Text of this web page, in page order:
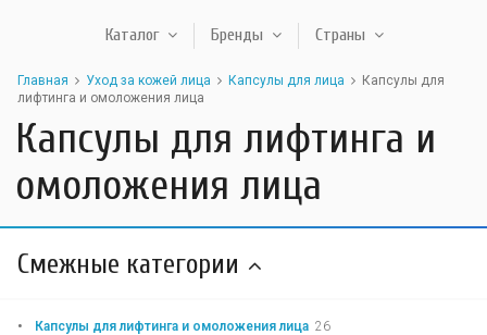
Каталог Бренды Страны
Главная Уход за кожей лица Капсулы для лица
Капсулы для
лифтинга и омоложения лица
Капсулы для лифтинга и
омоложения лица
Смежные категории
Капсулы для лифтинга и омоложения лица 26